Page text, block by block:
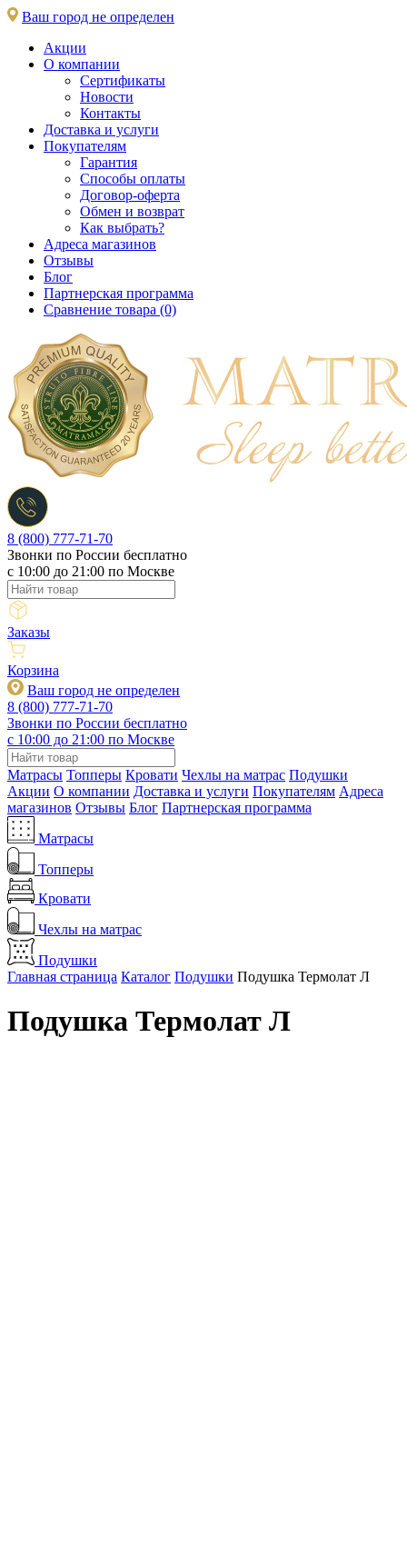
Ваш город не определен
Акции
О компании
Сертификаты
Новости
Контакты
Доставка и услуги
Покупателям
Гарантия
Способы оплаты
Договор-оферта
Обмен и возврат
Как выбрать?
Адреса магазинов
Отзывы
Блог
Партнерская программа
Сравнение товара (0)
8 (800) 777-71-70
Звонки по России бесплатно
c 10:00 до 21:00 по Москве
Заказы
Корзина
Ваш город не определен
8 (800) 777-71-70
Звонки по России бесплатно
c 10:00 до 21:00 по Москве
Матрасы Топперы Кровати Чехлы на матрас Подушки
Акции О компании Доставка и услуги Покупателям Адреса
магазинов Отзывы Блог Партнерская программа
Матрасы
Топперы
Кровати
Чехлы на матрас
Подушки
Главная страница Каталог Подушки Подушка Термолат Л
Подушка Термолат Л